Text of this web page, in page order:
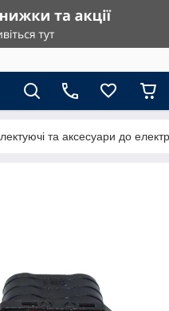
та аксесуари до